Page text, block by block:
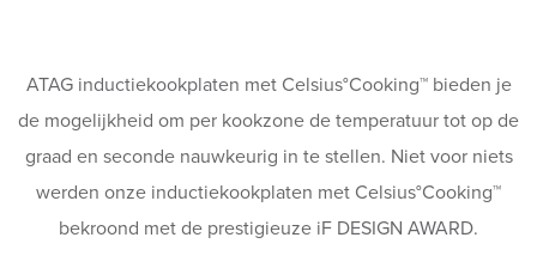
ATAG inductiekookplaten met Celsius°Cooking™ bieden je
de mogelijkheid om per kookzone de temperatuur tot op de
graad en seconde nauwkeurig in te stellen. Niet voor niets
werden onze inductiekookplaten met Celsius°Cooking™
bekroond met de prestigieuze iF DESIGN AWARD.